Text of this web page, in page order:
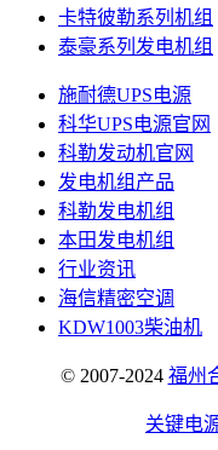
卡特彼勒系列机组
泰豪系列发电机组
施耐德UPS电源
科华UPS电源官网
科勒发动机官网
发电机组产品
科勒发电机组
本田发电机组
行业资讯
海信精密空调
KDW1003柴油机
© 2007-2024 福州
关键电